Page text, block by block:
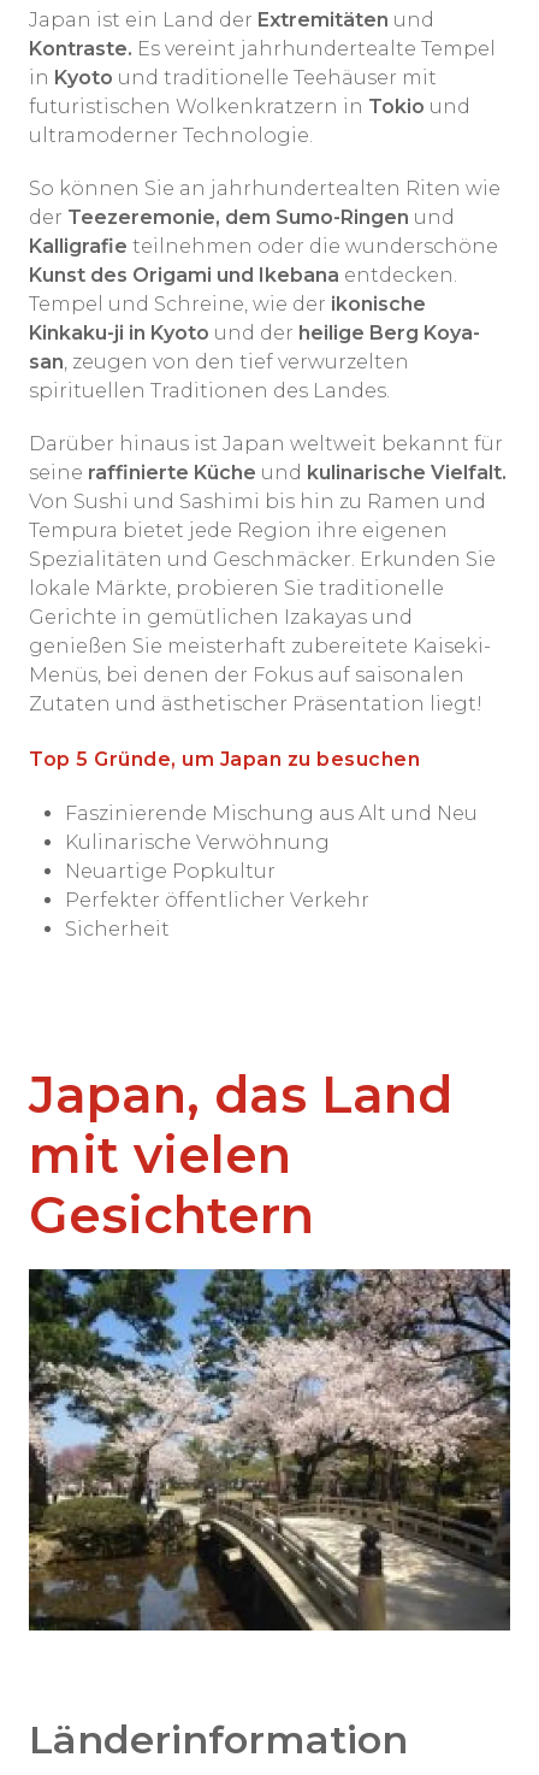
Japan ist ein Land der Extremitäten und
Kontraste. Es vereint jahrhundertealte Tempel
in Kyoto und traditionelle Teehäuser mit
futuristischen Wolkenkratzern in Tokio und
ultramoderner Technologie.
So können Sie an jahrhundertealten Riten wie
der Teezeremonie, dem Sumo-Ringen und
Kalligrafie teilnehmen oder die wunderschöne
Kunst des Origami und Ikebana entdecken.
Tempel und Schreine, wie der ikonische
Kinkaku-ji in Kyoto und der heilige Berg Koya-
san, zeugen von den tief verwurzelten
spirituellen Traditionen des Landes.
Darüber hinaus ist Japan weltweit bekannt für
seine raffinierte Küche und kulinarische Vielfalt.
Von Sushi und Sashimi bis hin zu Ramen und
Tempura bietet jede Region ihre eigenen
Spezialitäten und Geschmäcker. Erkunden Sie
lokale Märkte, probieren Sie traditionelle
Gerichte in gemütlichen Izakayas und
genießen Sie meisterhaft zubereitete Kaiseki-
Menüs, bei denen der Fokus auf saisonalen
Zutaten und ästhetischer Präsentation liegt!
Top 5 Gründe, um Japan zu besuchen
Faszinierende Mischung aus Alt und Neu
Kulinarische Verwöhnung
Neuartige Popkultur
Perfekter öffentlicher Verkehr
Sicherheit
Japan, das Land
mit vielen
Gesichtern
Länderinformation